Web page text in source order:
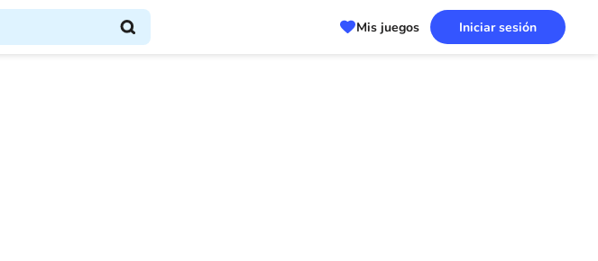
Mis juegos Iniciar sesión